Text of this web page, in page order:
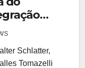
Schlatter,
Tomazelli